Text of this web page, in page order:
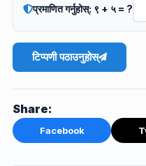
प्रमाणित गर्नुहोस्: ९ + ५ = ?
टिप्पणी पठाउनुहोस्
Share:
Facebook